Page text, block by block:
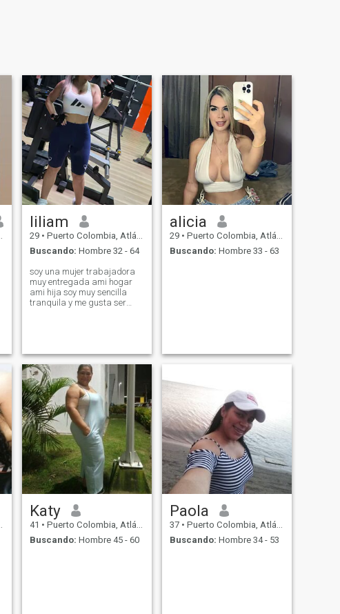
liliam
29 • Puerto Colombia, Atlántico, Colombia
Buscando: Hombre 32 - 64
soy una mujer trabajadora
muy entregada ami hogar
ami hija soy muy sencilla
tranquila y me gusta ser
alicia
29 • Puerto Colombia, Atlántico, Colombia
Buscando: Hombre 33 - 63
Katy
41 • Puerto Colombia, Atlántico, Colombia
Buscando: Hombre 45 - 60
Paola
37 • Puerto Colombia, Atlántico, Colombia
Buscando: Hombre 34 - 53